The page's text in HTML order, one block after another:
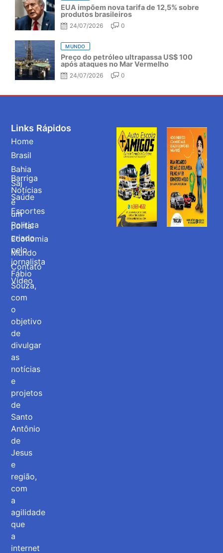
EUA impõem nova tarifa de 12,5% sobre
produtos brasileiros
24/07/2026 0
MUNDO
Preço do petróleo ultrapassa US$ 100
após ataques no Mar Vermelho
24/07/2026 0
Barriga
Notícias
é
um
portal
criado
pelo
jornalista
Fábio
Souza,
com
o
objetivo
de
divulgar
as
notícias
e
projetos
de
Santo
Antônio
de
Jesus
e
região,
com
a
agilidade
que
a
internet
Links Rápidos
Home
Brasil
Bahia
Saj
Saúde
Esportes
Politica
Economia
Mundo
Contato
Vídeo